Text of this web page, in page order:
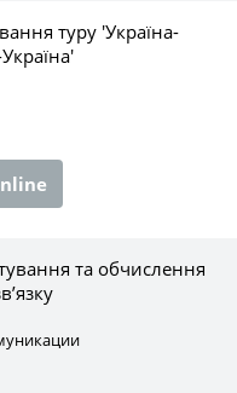
туру 'Україна-
та обчислення